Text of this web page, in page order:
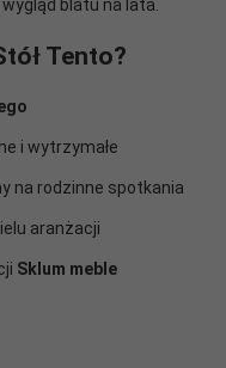
blatu na lata.
Tento?
i wytrzymałe
na rodzinne spotkania
aranżacji
Sklum meble